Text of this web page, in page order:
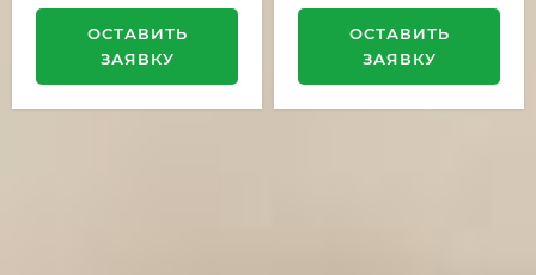
ОСТАВИТЬ
ЗАЯВКУ
ОСТАВИТЬ
ЗАЯВКУ